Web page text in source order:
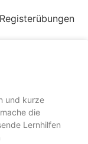
und kurze
die
Lernhilfen